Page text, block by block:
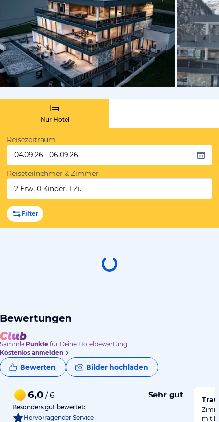
vom
Nur Hotel
Reisezeitraum
04.09.26 - 06.09.26
Reiseteilnehmer & Zimmer
2 Erw, 0 Kinder, 1 Zi.
Filter
Bewertungen
Sammle Punkte für Deine Hotelbewertung.
Kostenlos anmelden
Bewerten Bilder hochladen
6,0 / 6 Sehr gut
Besonders gut bewertet:
Hervorragender Service
mit